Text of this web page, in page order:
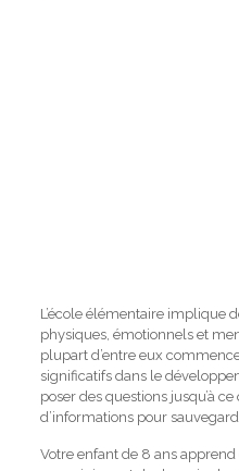
L’école élémentaire implique
physiques, émotionnels et
plupart d’entre eux
significatifs dans le
poser des questions jusqu’à
d’informations pour
Votre enfant de 8 ans